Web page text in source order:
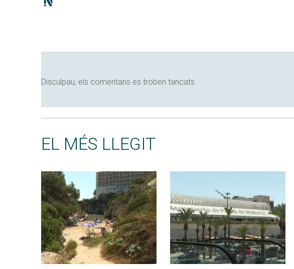
Disculpau, els comentaris es troben tancats
EL MÉS LLEGIT